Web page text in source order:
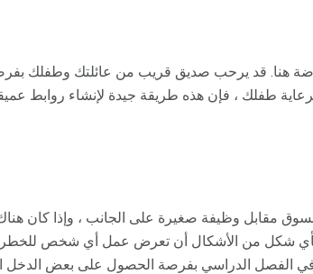
هنا. قد يرحب صديق قريب من عائلتك وطفلك
طفلك ، فإن هذه طريقة جيدة لإنشاء روابط
مقابل وظيفة صغيرة على الجانب ، وإذا
شكل من الأشكال أن تعرض عمل أي شخص للخطر ،
الفصل الدراسي بفرصة الحصول على بعض الدخل